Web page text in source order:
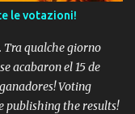
le votazioni!
Tra qualche giorno
acabaron el 15 de
Voting
publishing the results!